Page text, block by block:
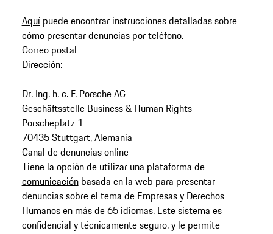
Aquípuede encontrar instrucciones detalladas sobre
cómo presentar denuncias por teléfono.
Correo postal
Dirección:
Dr. Ing. h. c. F. Porsche AG
Geschäftsstelle Business & Human Rights
Porscheplatz 1
70435 Stuttgart, Alemania
Canal de denuncias online
Tiene la opción de utilizar una plataforma de
comunicaciónbasada en la web para presentar
denuncias sobre el tema de Empresas y Derechos
Humanos en más de 65 idiomas. Este sistema es
confidencial y técnicamente seguro, y le permite